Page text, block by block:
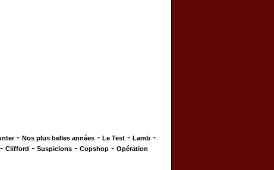
- Nos plus belles années - Le Test - Lamb -
- Clifford - Suspicions - Copshop - Opération